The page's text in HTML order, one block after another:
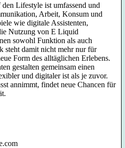
Lifestyle ist umfassend und
Arbeit, Konsum und
wie digitale Assistenten,
Nutzung von E Liquid
sowohl Funktion als auch
steht damit nicht mehr nur für
Form des alltäglichen Erlebens.
gestalten gemeinsam einen
und digitaler ist als je zuvor.
annimmt, findet neue Chancen für